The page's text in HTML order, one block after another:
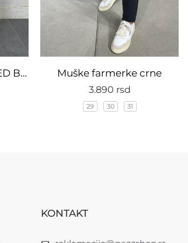
MUŠKE DŽEPARICE RED BLACK CRNA Muške farmerke crne
3.890 rsd
29 30 31
KONTAKT